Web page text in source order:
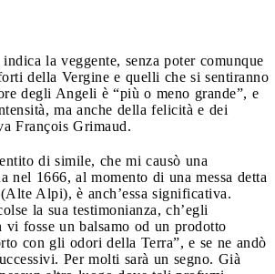
la veggente, senza poter comunque
della Vergine e quelli che si sentiranno
degli Angeli è “più o meno grande”, e
ma anche della felicità e dei
François Grimaud.
di simile, che mi causò una
nel 1666, al momento di una messa detta
Alpi), è anch’essa significativa.
la sua testimonianza, ch’egli
vi fosse un balsamo od un prodotto
con gli odori della Terra”, e se ne andò
Per molti sarà un segno. Già